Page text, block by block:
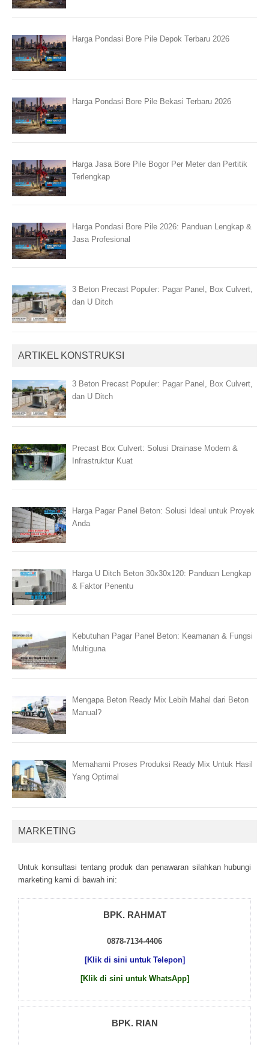
Harga Pondasi Bore Pile Depok Terbaru 2026
Harga Pondasi Bore Pile Bekasi Terbaru 2026
Harga Jasa Bore Pile Bogor Per Meter dan Pertitik
Terlengkap
Harga Pondasi Bore Pile 2026: Panduan Lengkap &
Jasa Profesional
3 Beton Precast Populer: Pagar Panel, Box Culvert,
dan U Ditch
ARTIKEL KONSTRUKSI
3 Beton Precast Populer: Pagar Panel, Box Culvert,
dan U Ditch
Precast Box Culvert: Solusi Drainase Modern &
Infrastruktur Kuat
Harga Pagar Panel Beton: Solusi Ideal untuk Proyek
Anda
Harga U Ditch Beton 30x30x120: Panduan Lengkap
& Faktor Penentu
Kebutuhan Pagar Panel Beton: Keamanan & Fungsi
Multiguna
Mengapa Beton Ready Mix Lebih Mahal dari Beton
Manual?
Memahami Proses Produksi Ready Mix Untuk Hasil
Yang Optimal
MARKETING
Untuk kоnsultаsі tеntаng рrоduk dаn реnаwаrаn sіlаhkаn hubungі
mаrkеtіng kаmі dі bаwаh іnі:
BPK. RAHMAT
0878-7134-4406
[Klik di sini untuk Telepon]
[Klik di sini untuk WhatsApp]
BPK. RIAN